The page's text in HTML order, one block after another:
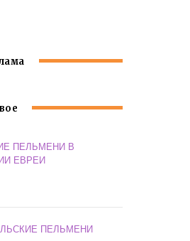
ПЕЛЬМЕНИ В
ЕВРЕИ
ПЕЛЬМЕНИ